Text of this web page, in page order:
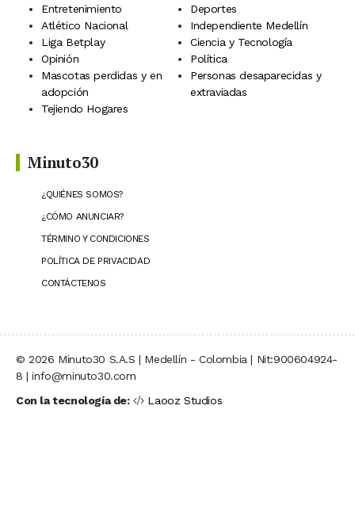
Entretenimiento
Deportes
Atlético Nacional
Independiente Medellín
Liga Betplay
Ciencia y Tecnología
Opinión
Política
Mascotas perdidas y en
adopción
Personas desaparecidas y
extraviadas
Tejiendo Hogares
Minuto30
¿QUIÉNES SOMOS?
¿CÓMO ANUNCIAR?
TÉRMINO Y CONDICIONES
POLÍTICA DE PRIVACIDAD
CONTÁCTENOS
© 2026 Minuto30 S.A.S | Medellín - Colombia | Nit:900604924-
8 | info@minuto30.com
Con la tecnología de:
Laooz Studios